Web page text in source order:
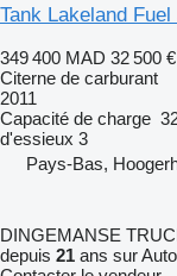
Tank Lakeland
349 400 MAD 32 500 €
Citerne de carburant
2011
Capacité de charge
d'essieux 3
Pays-Bas,
DINGEMANSE
depuis 21 ans sur